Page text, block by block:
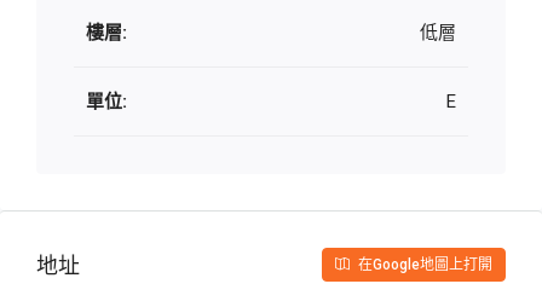
樓層: 低層
單位: E
地址 在Google地圖上打開